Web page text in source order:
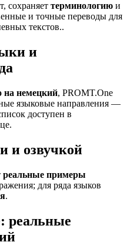
сохраняет терминологию и
и точные переводы для
текстов..
и
на немецкий, PROMT.One
языковые направления —
доступен в
и озвучкой
реальные примеры
для ряда языков
.
реальные